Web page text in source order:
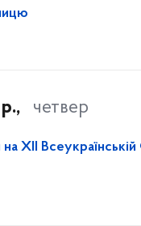
четвер
на XII